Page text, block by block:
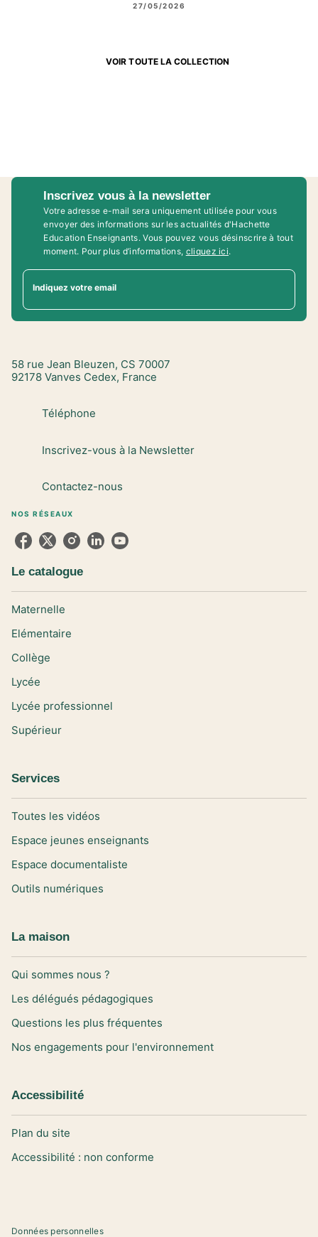
27/05/2026
VOIR TOUTE LA COLLECTION
Inscrivez vous à la newsletter
Votre adresse e-mail sera uniquement utilisée pour vous
envoyer des informations sur les actualités d'Hachette
Education Enseignants. Vous pouvez vous désinscrire à tout
moment. Pour plus d’informations, cliquez ici.
Indiquez votre email
58 rue Jean Bleuzen, CS 70007
92178 Vanves Cedex, France
Téléphone
Inscrivez-vous à la Newsletter
Contactez-nous
NOS RÉSEAUX
Le catalogue
Maternelle
Elémentaire
Collège
Lycée
Lycée professionnel
Supérieur
Services
Toutes les vidéos
Espace jeunes enseignants
Espace documentaliste
Outils numériques
La maison
Qui sommes nous ?
Les délégués pédagogiques
Questions les plus fréquentes
Nos engagements pour l'environnement
Accessibilité
Plan du site
Accessibilité : non conforme
Données personnelles